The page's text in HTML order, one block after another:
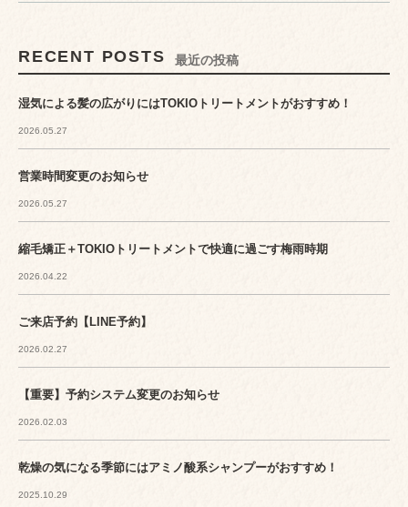
RECENT POSTS 最近の投稿
湿気による髪の広がりにはTOKIOトリートメントがおすすめ！
2026.05.27
営業時間変更のお知らせ
2026.05.27
縮毛矯正＋TOKIOトリートメントで快適に過ごす梅雨時期
2026.04.22
ご来店予約【LINE予約】
2026.02.27
【重要】予約システム変更のお知らせ
2026.02.03
乾燥の気になる季節にはアミノ酸系シャンプーがおすすめ！
2025.10.29